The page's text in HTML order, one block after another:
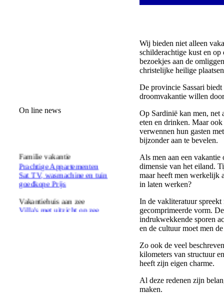
On line news
Familie vakantie
Prachtige Appartementen
Sat TV, wasmachine en tuin
goedkope Prijs
Villa's met uitzicht op zee
geschikt voor 2-8 personen
Wij bieden niet alleen
schilderachtige kust en
bezoekjes aan de
christelijke heilige
De provincie Sassari
droomvakantie willen
Op Sardinië kan men, net
eten en drinken. Maar
verwennen hun gasten
bijzonder aan te bevelen.
Als men aan een vakantie
dimensie van het eiland.
maar heeft men werkelijk
in laten werken?
In de vakliteratuur
gecomprimeerde vorm.
indrukwekkende sporen
en de cultuur moet men
Zo ook de veel
kilometers van structuur
heeft zijn eigen charme.
Al deze redenen zijn
maken.